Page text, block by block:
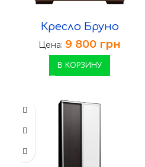
Кресло Бруно
Цена: 9 800 грн
В КОРЗИНУ